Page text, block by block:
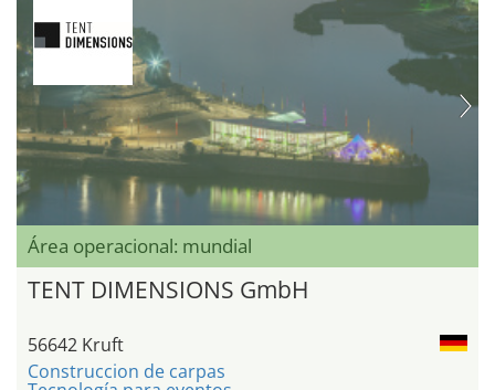
Área operacional: mundial
TENT DIMENSIONS GmbH
56642 Kruft
Construccion de carpas